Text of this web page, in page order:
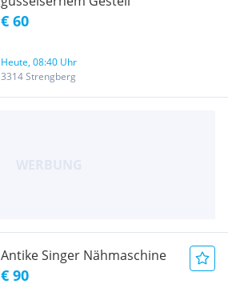
€ 60
Heute, 08:40 Uhr
3314 Strengberg
Antike Singer Nähmaschine
€ 90